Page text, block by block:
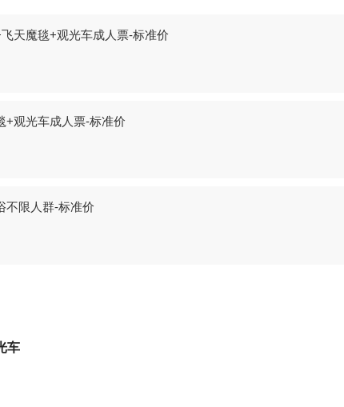
天魔毯+观光车成人票-标准价
+观光车成人票-标准价
不限人群-标准价
车